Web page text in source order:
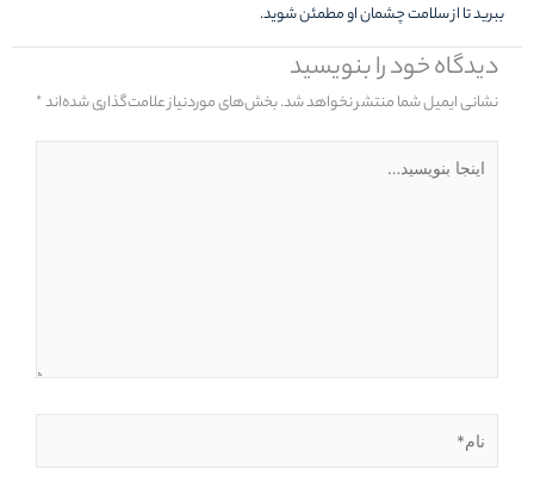
ببرید تا از سلامت چشمان او مطمئن شوید.
دیدگاه‌ خود را بنویسید
نشانی ایمیل شما منتشر نخواهد شد.بخش‌های موردنیاز علامت‌گذاری شده‌اند*
بنویسید…